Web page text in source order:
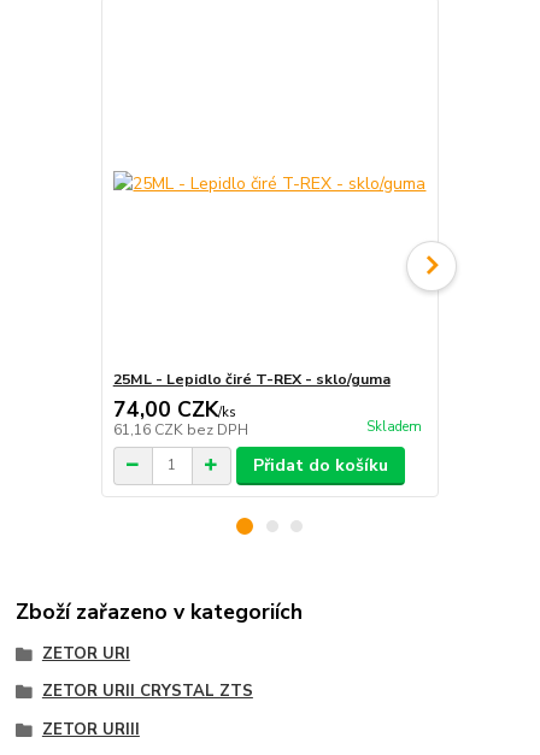
25ML - Lepidlo čiré T-REX - sklo/guma
74,00 CZK/ks
61,16 CZK bez DPH Skladem
Přidat do košíku
Zboží zařazeno v kategoriích
ZETOR URI
ZETOR URII CRYSTAL ZTS
ZETOR URIII